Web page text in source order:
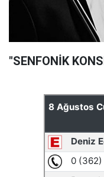
"SENFONİK